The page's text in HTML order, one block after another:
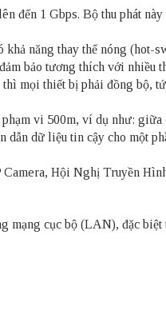
1 Gbps. Bộ thu phát
năng thay thế nóng (hot-
bảo tương thích với nhiều
mọi thiết bị phải đồng bộ,
vi 500m, ví dụ như: giữa
dữ liệu tin cậy cho một
Hội Nghị Truyền
cục bộ (LAN), đặc